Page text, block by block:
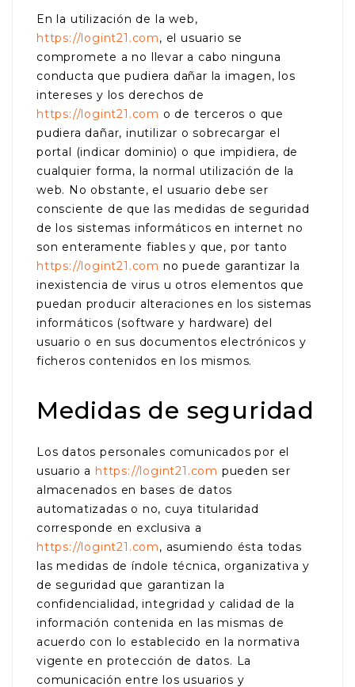
En la utilización de la web,
https://logint21.com, el usuario se
compromete a no llevar a cabo ninguna
conducta que pudiera dañar la imagen, los
intereses y los derechos de
https://logint21.com o de terceros o que
pudiera dañar, inutilizar o sobrecargar el
portal (indicar dominio) o que impidiera, de
cualquier forma, la normal utilización de la
web. No obstante, el usuario debe ser
consciente de que las medidas de seguridad
de los sistemas informáticos en internet no
son enteramente fiables y que, por tanto
https://logint21.com no puede garantizar la
inexistencia de virus u otros elementos que
puedan producir alteraciones en los sistemas
informáticos (software y hardware) del
usuario o en sus documentos electrónicos y
ficheros contenidos en los mismos.
Medidas de seguridad
Los datos personales comunicados por el
usuario a https://logint21.com pueden ser
almacenados en bases de datos
automatizadas o no, cuya titularidad
corresponde en exclusiva a
https://logint21.com, asumiendo ésta todas
las medidas de índole técnica, organizativa y
de seguridad que garantizan la
confidencialidad, integridad y calidad de la
información contenida en las mismas de
acuerdo con lo establecido en la normativa
vigente en protección de datos. La
comunicación entre los usuarios y